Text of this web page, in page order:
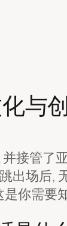
化与
并接管了
出场后,
你需要